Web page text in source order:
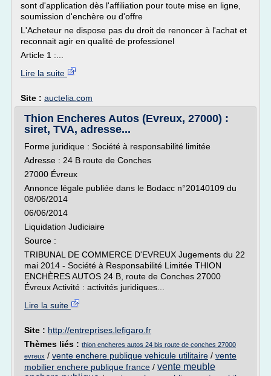
sont d'application dès l'affiliation pour toute mise en ligne,
soumission d'enchère ou d'offre
L'Acheteur ne dispose pas du droit de renoncer à l'achat et
reconnait agir en qualité de professionel
Article 1 :...
Lire la suite
Site : auctelia.com
Thion Encheres Autos (Evreux, 27000) :
siret, TVA, adresse...
Forme juridique : Société à responsabilité limitée
Adresse : 24 B route de Conches
27000 Évreux
Annonce légale publiée dans le Bodacc n°20140109 du
08/06/2014
06/06/2014
Liquidation Judiciaire
Source :
TRIBUNAL DE COMMERCE D'EVREUX Jugements du 22
mai 2014 - Société à Responsabilité Limitée THION
ENCHÈRES AUTOS 24 B, route de Conches 27000
Évreux Activité : activités juridiques...
Lire la suite
Site : http://entreprises.lefigaro.fr
Thèmes liés : thion encheres autos 24 bis route de conches 27000
evreux / vente enchere publique vehicule utilitaire / vente
mobilier enchere publique france / vente meuble